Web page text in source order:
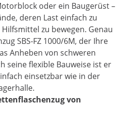
oder ein Baugerüst –
deren Last einfach zu
zu bewegen. Genau
SBS-FZ 1000/6M, der Ihre
Anheben von schweren
seine flexible Bauweise ist er
einsetzbar wie in der
von